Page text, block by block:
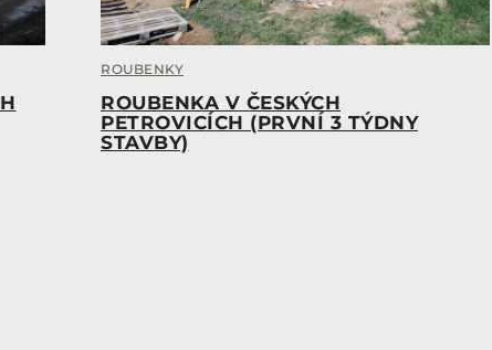
ROUBENKY
ROUBENKA V ČESKÝCH
PETROVICÍCH (PRVNÍ 3 TÝDNY
STAVBY)